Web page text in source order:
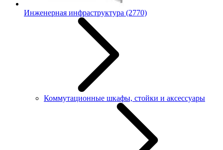
Инженерная инфраструктура (2770)
Коммутационные шкафы, стойки и аксессуары